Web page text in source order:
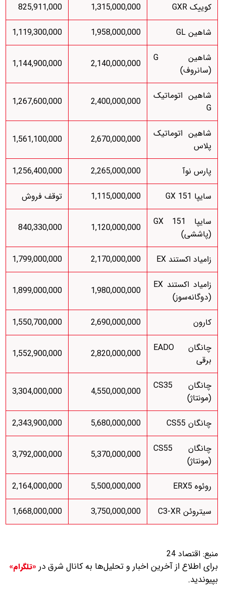
کوییک GXR 1,315,000,000
825,911,000
شاهین GL
1,958,000,000
1,119,300,000
شاهین G
(سانروف)
2,140,000,000
1,144,900,000
شاهین اتوماتیک
G
2,400,000,000
1,267,600,000
شاهین اتوماتیک
پلاس
2,670,000,000
1,561,100,000
پارس نوآ 2,265,000,000
1,256,400,000
سایپا 151 GX
1,115,000,000
توقف فروش
سایپا 151 GX
(پاششی)
1,120,000,000
840,330,000
زامیاد اکستند EX 2,170,000,000
1,799,000,000
زامیاد اکستند EX
(دوگانه‌سوز)
1,980,000,000
1,899,000,000
کارون 2,690,000,000
1,550,700,000
چانگان EADO
برقی
2,820,000,000
1,552,900,000
چانگان CS35
(مونتاژ)
4,550,000,000
3,304,000,000
چانگان CS55 5,680,000,000
2,343,900,000
چانگان CS55
(مونتاژ)
5,370,000,000
3,792,000,000
روئوه ERX5 5,500,000,000
2,164,000,000
سیتروئن C3-XR
3,750,000,000
1,668,000,000
منبع: اقتصاد 24
برای اطلاع از آخرین اخبار و تحلیل‌ها به کانال شرق در «تلگرام»
بپیوندید.